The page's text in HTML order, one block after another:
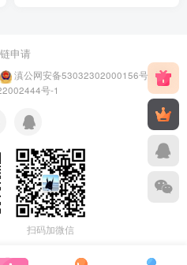
申请
滇公网安备53032302000156号
滇
号-1
扫码加微信